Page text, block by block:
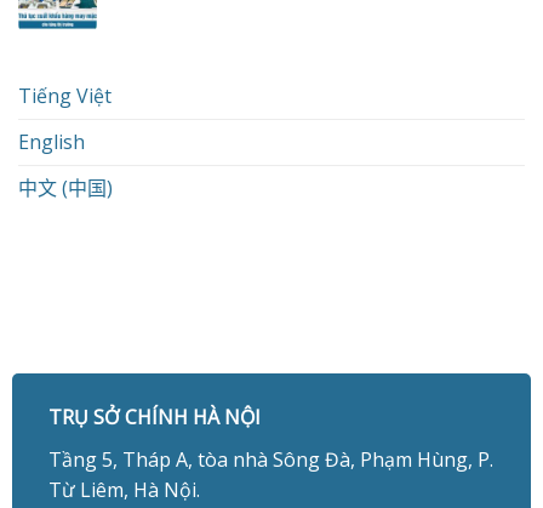
Tiếng Việt
English
中文 (中国)
TRỤ SỞ CHÍNH HÀ NỘI
Tầng 5, Tháp A, tòa nhà Sông Đà, Phạm Hùng, P.
Từ Liêm, Hà Nội.